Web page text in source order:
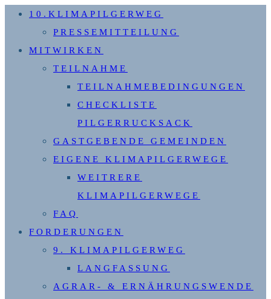
10.KLIMAPILGERWEG
PRESSEMITTEILUNG
MITWIRKEN
TEILNAHME
TEILNAHMEBEDINGUNGEN
CHECKLISTE
PILGERRUCKSACK
GASTGEBENDE GEMEINDEN
EIGENE KLIMAPILGERWEGE
WEITRERE
KLIMAPILGERWEGE
FAQ
FORDERUNGEN
9. KLIMAPILGERWEG
LANGFASSUNG
AGRAR- & ERNÄHRUNGSWENDE